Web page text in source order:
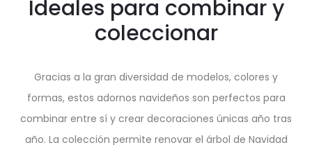
Ideales para combinar y
coleccionar
Gracias a la gran diversidad de modelos, colores y
formas, estos adornos navideños son perfectos para
combinar entre sí y crear decoraciones únicas año tras
año. La colección permite renovar el árbol de Navidad